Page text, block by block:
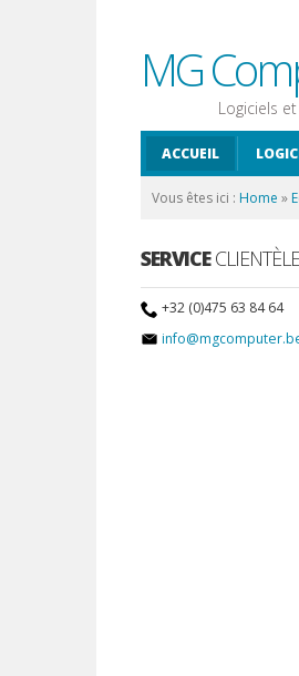
MG
Logiciels
ACCUEIL
Vous êtes ici : Home »
SERVICECLIENTÈLE
+32 (0)475 63 84 64